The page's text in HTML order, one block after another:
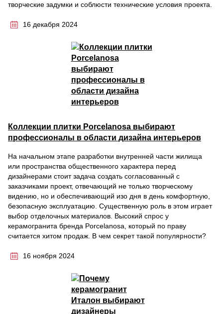
творческие задумки и соблюсти технические условия проекта.
16 декабря 2024
Коллекции плитки Porcelanosa выбирают
профессионалы в области дизайна интерьеров
На начальном этапе разработки внутренней части жилища
или пространства общественного характера перед
дизайнерами стоит задача создать согласованный с
заказчиками проект, отвечающий не только творческому
видению, но и обеспечивающий изо дня в день комфортную,
безопасную эксплуатацию. Существенную роль в этом играет
выбор отделочных материалов. Высокий спрос у
керамогранита бренда Porcelanosa, который по праву
считается хитом продаж. В чем секрет такой популярности?
16 ноября 2024